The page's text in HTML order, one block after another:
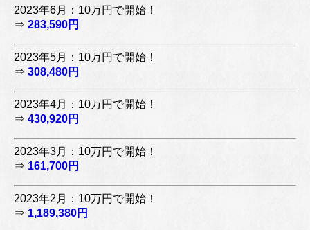
2023年6月：10万円で開始！
⇒ 283,590円
2023年5月：10万円で開始！
⇒ 308,480円
2023年4月：10万円で開始！
⇒ 430,920円
2023年3月：10万円で開始！
⇒ 161,700円
2023年2月：10万円で開始！
⇒ 1,189,380円